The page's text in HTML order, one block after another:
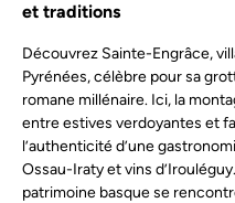
et traditions
Découvrez Sainte-Engrâce,
Pyrénées, célèbre pour sa
romane millénaire. Ici, la
entre estives verdoyantes et
l’authenticité d’une
Ossau-Iraty et vins
patrimoine basque se